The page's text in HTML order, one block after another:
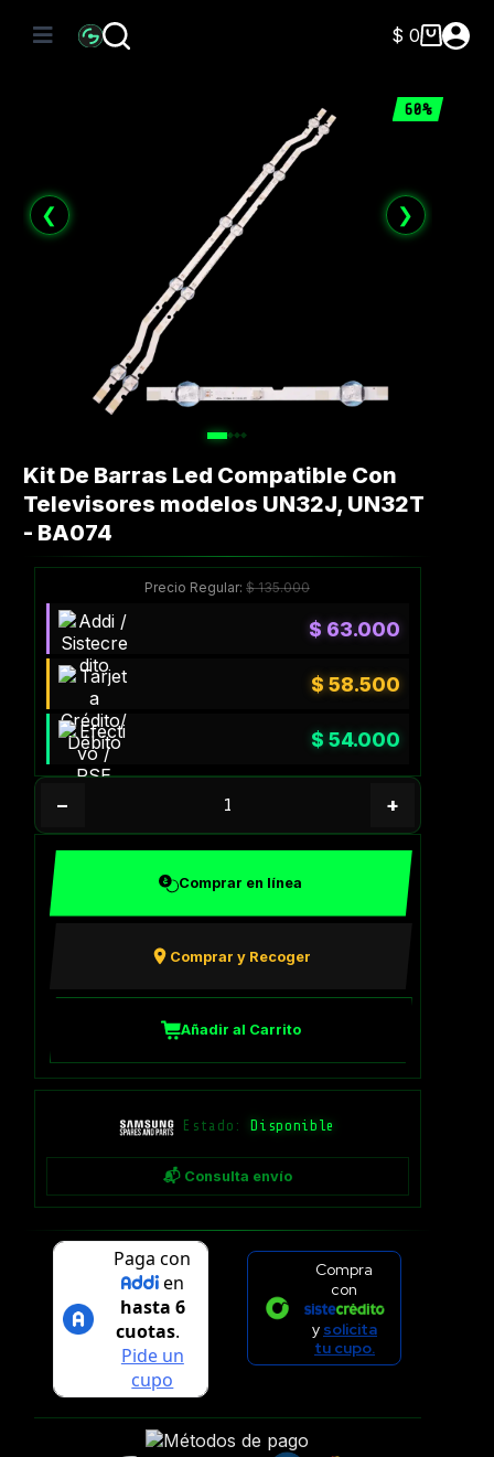
Carro
$ 0
60%
❮ ❯
Kit De Barras Led Compatible Con
Televisores modelos UN32J, UN32T
- BA074
Precio Regular:$135.000
$ 63.000
$ 58.500
$ 54.000
− +
Comprar en línea
Comprar y Recoger
Añadir al Carrito
Estado: Disponible
📬 Consulta envío
Compra
con
y solicita
tu cupo.